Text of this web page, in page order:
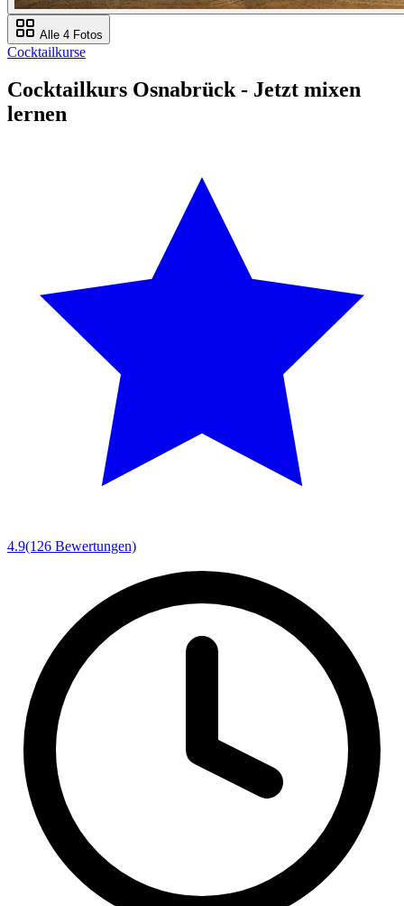
Alle 4 Fotos
Cocktailkurse
Cocktailkurs Osnabrück - Jetzt mixen
lernen
4.9(126 Bewertungen)